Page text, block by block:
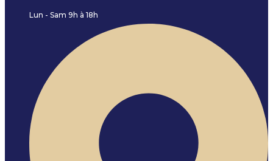
Lun - Sam 9h à 18h